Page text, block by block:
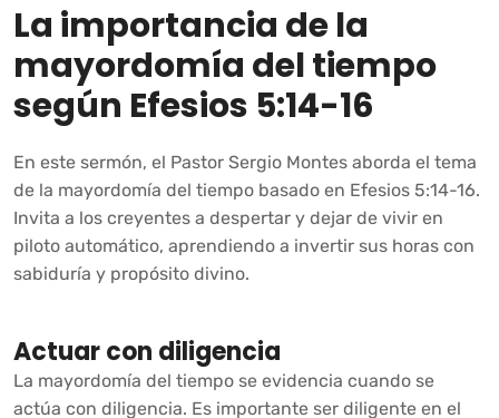
La importancia de la
mayordomía del tiempo
según Efesios 5:14-16
En este sermón, el Pastor Sergio Montes aborda el tema
de la mayordomía del tiempo basado en Efesios 5:14-16.
Invita a los creyentes a despertar y dejar de vivir en
piloto automático, aprendiendo a invertir sus horas con
sabiduría y propósito divino.
Actuar con diligencia
La mayordomía del tiempo se evidencia cuando se
actúa con diligencia. Es importante ser diligente en el